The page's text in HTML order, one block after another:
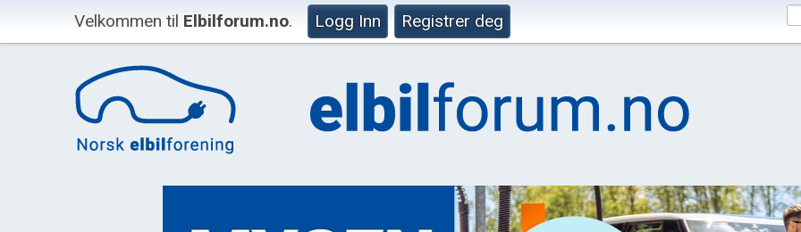
Velkommen til Elbilforum.no. Logg Inn Registrer deg